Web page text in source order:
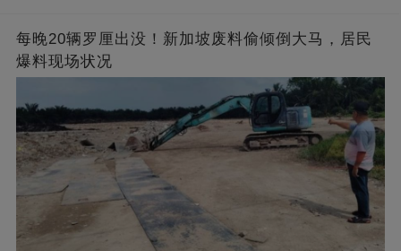
每晚20辆罗厘出没！新加坡废料偷倾倒大马，居民
爆料现场状况